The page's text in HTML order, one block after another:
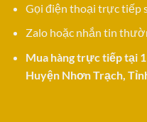
Gọi điện thoại trực tiếp
Zalo hoặc nhắn tin
Mua hàng trực tiếp tại
Huyện Nhơn Trạch,